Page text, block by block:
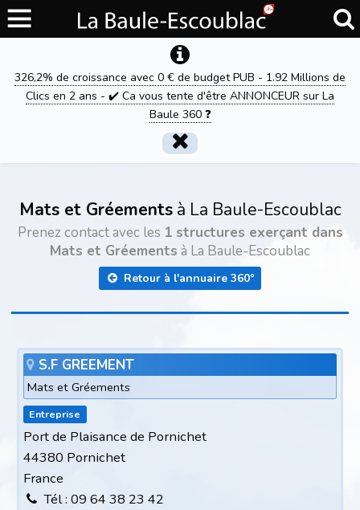
326,2% de croissance avec 0 € de budget PUB - 1.92 Millions de
Clics en 2 ans - ✔️ Ca vous tente d'être ANNONCEUR sur La
Baule 360 ❓
Mats et Gréementsà La Baule-Escoublac
Prenez contact avec les 1 structures exerçant dans
Mats et Gréements à La Baule-Escoublac
Retour à l'annuaire 360°
S.F GREEMENT
Mats et Gréements
Entreprise
Port de Plaisance de Pornichet
44380 Pornichet
France
Tél : 09 64 38 23 42